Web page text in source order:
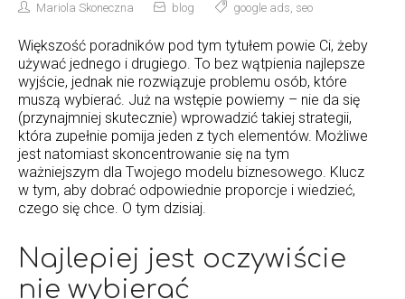
Mariola Skoneczna blog google ads, seo
Większość poradników pod tym tytułem powie Ci, żeby
używać jednego i drugiego. To bez wątpienia najlepsze
wyjście, jednak nie rozwiązuje problemu osób, które
muszą wybierać. Już na wstępie powiemy – nie da się
(przynajmniej skutecznie) wprowadzić takiej strategii,
która zupełnie pomija jeden z tych elementów. Możliwe
jest natomiast skoncentrowanie się na tym
ważniejszym dla Twojego modelu biznesowego. Klucz
w tym, aby dobrać odpowiednie proporcje i wiedzieć,
czego się chce. O tym dzisiaj.
Najlepiej jest oczywiście
nie wybierać